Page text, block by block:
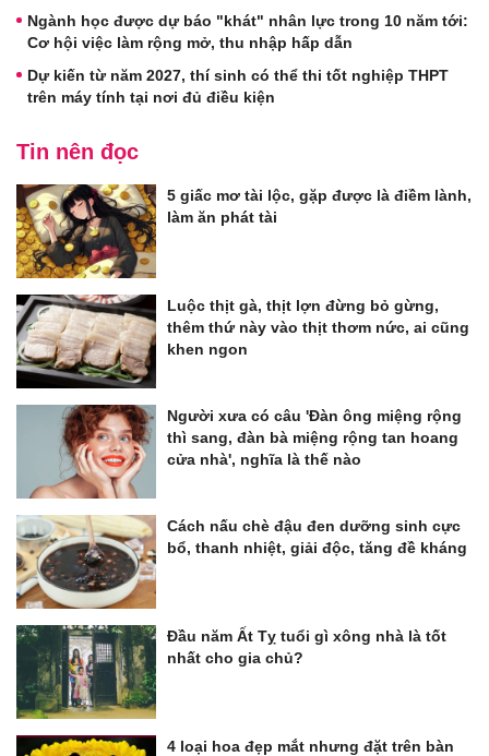
Ngành học được dự báo "khát" nhân lực trong 10 năm tới:
Cơ hội việc làm rộng mở, thu nhập hấp dẫn
Dự kiến từ năm 2027, thí sinh có thể thi tốt nghiệp THPT
trên máy tính tại nơi đủ điều kiện
Tin nên đọc
5 giấc mơ tài lộc, gặp được là điềm lành,
làm ăn phát tài
Luộc thịt gà, thịt lợn đừng bỏ gừng,
thêm thứ này vào thịt thơm nức, ai cũng
khen ngon
Người xưa có câu 'Đàn ông miệng rộng
thì sang, đàn bà miệng rộng tan hoang
cửa nhà', nghĩa là thế nào
Cách nấu chè đậu đen dưỡng sinh cực
bổ, thanh nhiệt, giải độc, tăng đề kháng
Đầu năm Ất Tỵ tuổi gì xông nhà là tốt
nhất cho gia chủ?
4 loại hoa đẹp mắt nhưng đặt trên bàn